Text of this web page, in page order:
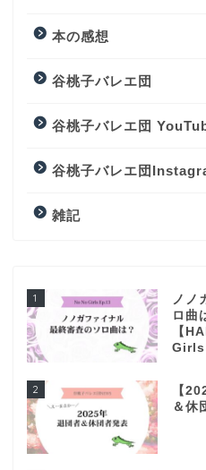
本の感想
谷桃子バレエ団
谷桃子バレエ団
谷桃子バレエ団
雑記
1
ノノ
ロ曲
【
Girls
2
【
＆休